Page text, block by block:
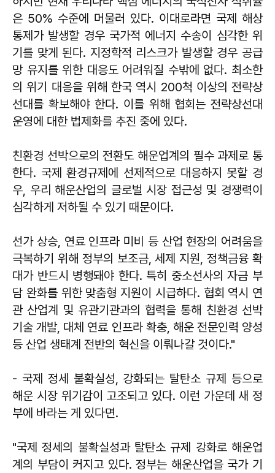
은 50% 수준에 머물러 있다. 이대로라면 국제 해상
통제가 발생할 경우 국가적 에너지 수송이 심각한 위
기를 맞게 된다. 지정학적 리스크가 발생할 경우 공급
망 유지를 위한 대응도 어려워질 수밖에 없다. 최소한
의 위기 대응을 위해 한국 역시 200척 이상의 전략상
선대를 확보해야 한다. 이를 위해 협회는 전략상선대
운영에 대한 법제화를 추진 중에 있다.
친환경 선박으로의 전환도 해운업계의 필수 과제로 통
한다. 국제 환경규제에 선제적으로 대응하지 못할 경
우, 우리 해운산업의 글로벌 시장 접근성 및 경쟁력이
심각하게 저하될 수 있기 때문이다.
선가 상승, 연료 인프라 미비 등 산업 현장의 어려움을
극복하기 위해 정부의 보조금, 세제 지원, 정책금융 확
대가 반드시 병행돼야 한다. 특히 중소선사의 자금 부
담 완화를 위한 맞춤형 지원이 시급하다. 협회 역시 연
관 산업계 및 유관기관과의 협력을 통해 친환경 선박
기술 개발, 대체 연료 인프라 확충, 해운 전문인력 양성
등 산업 생태계 전반의 혁신을 이뤄나갈 것이다."
- 국제 정세 불확실성, 강화되는 탈탄소 규제 등으로
해운 시장 위기감이 고조되고 있다. 이런 가운데 새 정
부에 바라는 게 있다면.
"국제 정세의 불확실성과 탈탄소 규제 강화로 해운업
계의 부담이 커지고 있다. 정부는 해운산업을 국가 기